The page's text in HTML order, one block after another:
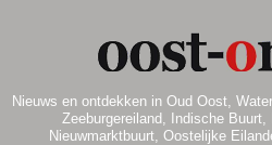
Nieuws en ontdekken in Oud Oost,
Zeeburgereiland, Indische Buurt,
Nieuwmarktbuurt, Oostelijke